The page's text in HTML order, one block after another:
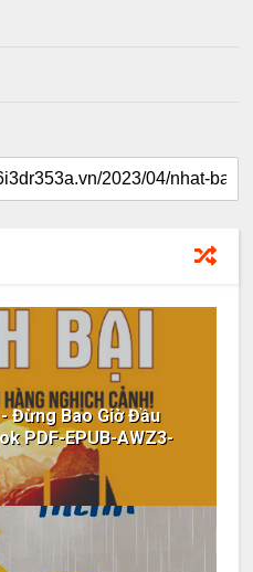
Đừng Bao Giờ Đầu
PDF-EPUB-AWZ3-